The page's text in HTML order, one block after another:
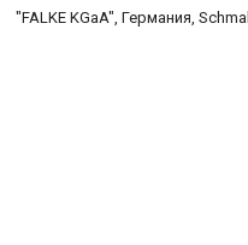
"FALKE KGaA", Германия,